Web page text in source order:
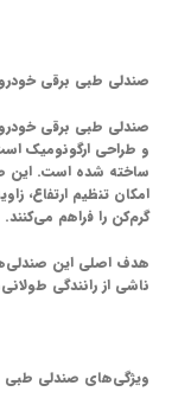
صندلی طبی برقی
صندلی طبی برقی
و طراحی ارگونومیک
ساخته شده است. این
امکان تنظیم ارتفاع،
گرم‌کن را فراهم می‌کنند.
هدف اصلی این
ناشی از رانندگی
ویژگی‌های صندلی طبی